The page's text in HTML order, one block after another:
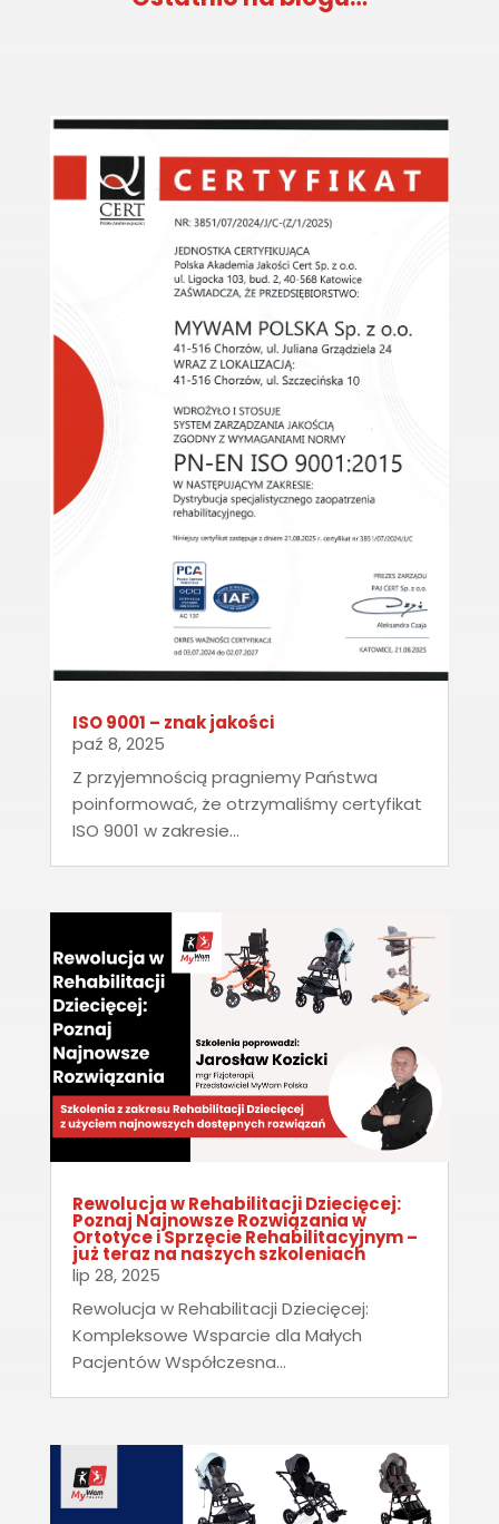
ISO 9001 – znak jakości
paź 8, 2025
Z przyjemnością pragniemy Państwa
poinformować, że otrzymaliśmy certyfikat
ISO 9001 w zakresie...
Rewolucja w Rehabilitacji Dziecięcej:
Poznaj Najnowsze Rozwiązania w
Ortotyce i Sprzęcie Rehabilitacyjnym –
już teraz na naszych szkoleniach
lip 28, 2025
Rewolucja w Rehabilitacji Dziecięcej:
Kompleksowe Wsparcie dla Małych
Pacjentów Współczesna...